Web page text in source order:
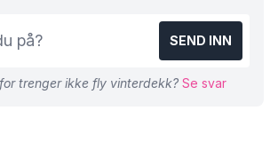
SEND INN
trenger ikke fly vinterdekk? Se svar